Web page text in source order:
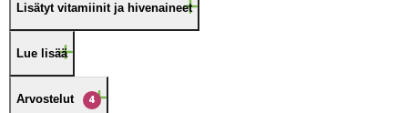
Lisätyt vitamiinit ja hivenaineet
Lue lisää
Arvostelut 4